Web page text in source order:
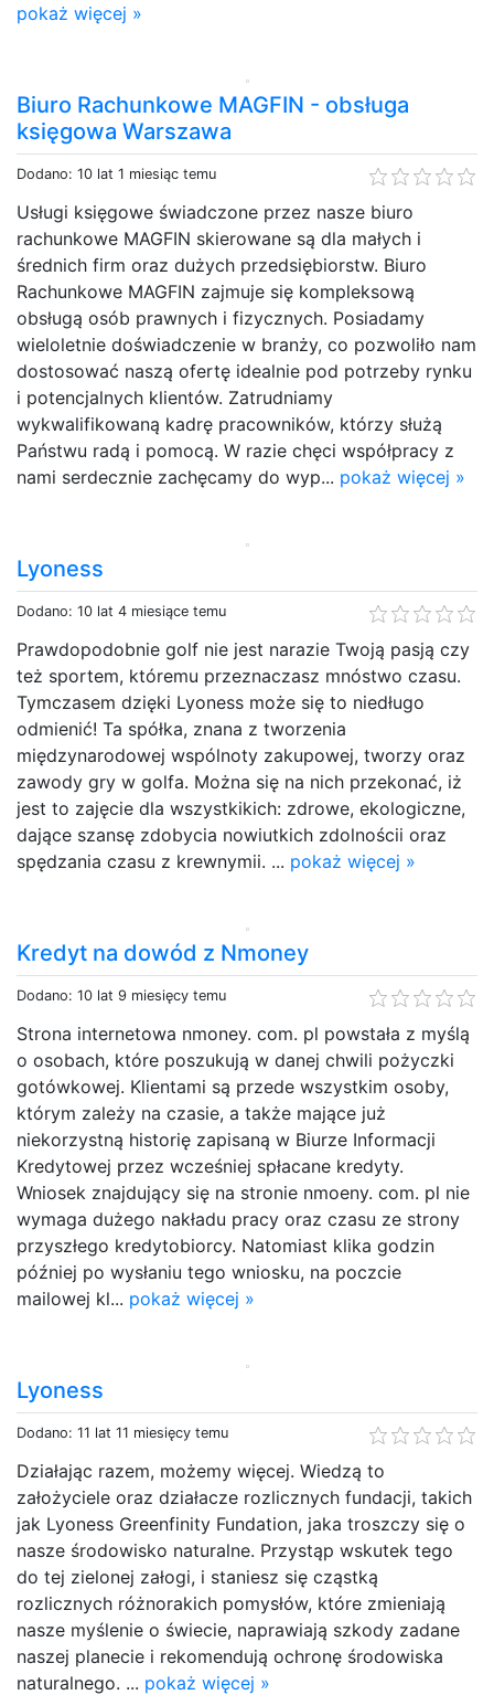
pokaż więcej »
Biuro Rachunkowe MAGFIN - obsługa
księgowa Warszawa
Dodano: 10 lat 1 miesiąc temu
Usługi księgowe świadczone przez nasze biuro
rachunkowe MAGFIN skierowane są dla małych i
średnich firm oraz dużych przedsiębiorstw. Biuro
Rachunkowe MAGFIN zajmuje się kompleksową
obsługą osób prawnych i fizycznych. Posiadamy
wieloletnie doświadczenie w branży, co pozwoliło nam
dostosować naszą ofertę idealnie pod potrzeby rynku
i potencjalnych klientów. Zatrudniamy
wykwalifikowaną kadrę pracowników, którzy służą
Państwu radą i pomocą. W razie chęci współpracy z
nami serdecznie zachęcamy do wyp... pokaż więcej »
Lyoness
Dodano: 10 lat 4 miesiące temu
Prawdopodobnie golf nie jest narazie Twoją pasją czy
też sportem, któremu przeznaczasz mnóstwo czasu.
Tymczasem dzięki Lyoness może się to niedługo
odmienić! Ta spółka, znana z tworzenia
międzynarodowej wspólnoty zakupowej, tworzy oraz
zawody gry w golfa. Można się na nich przekonać, iż
jest to zajęcie dla wszystkikich: zdrowe, ekologiczne,
dające szansę zdobycia nowiutkich zdolnościi oraz
spędzania czasu z krewnymii. ... pokaż więcej »
Kredyt na dowód z Nmoney
Dodano: 10 lat 9 miesięcy temu
Strona internetowa nmoney. com. pl powstała z myślą
o osobach, które poszukują w danej chwili pożyczki
gotówkowej. Klientami są przede wszystkim osoby,
którym zależy na czasie, a także mające już
niekorzystną historię zapisaną w Biurze Informacji
Kredytowej przez wcześniej spłacane kredyty.
Wniosek znajdujący się na stronie nmoeny. com. pl nie
wymaga dużego nakładu pracy oraz czasu ze strony
przyszłego kredytobiorcy. Natomiast klika godzin
później po wysłaniu tego wniosku, na poczcie
mailowej kl... pokaż więcej »
Lyoness
Dodano: 11 lat 11 miesięcy temu
Działając razem, możemy więcej. Wiedzą to
założyciele oraz działacze rozlicznych fundacji, takich
jak Lyoness Greenfinity Fundation, jaka troszczy się o
nasze środowisko naturalne. Przystąp wskutek tego
do tej zielonej załogi, i staniesz się cząstką
rozlicznych różnorakich pomysłów, które zmieniają
nasze myślenie o świecie, naprawiają szkody zadane
naszej planecie i rekomendują ochronę środowiska
naturalnego. ... pokaż więcej »